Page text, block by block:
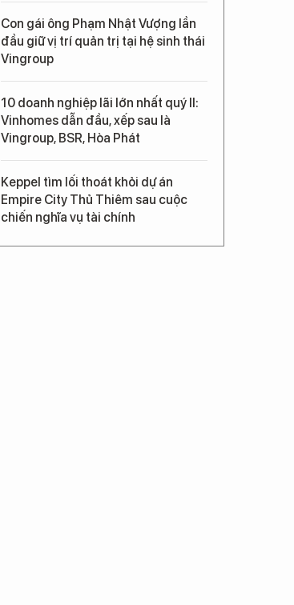
Con gái ông Phạm Nhật Vượng lần
đầu giữ vị trí quản trị tại hệ sinh thái
Vingroup
10 doanh nghiệp lãi lớn nhất quý II:
Vinhomes dẫn đầu, xếp sau là
Vingroup, BSR, Hòa Phát
Keppel tìm lối thoát khỏi dự án
Empire City Thủ Thiêm sau cuộc
chiến nghĩa vụ tài chính